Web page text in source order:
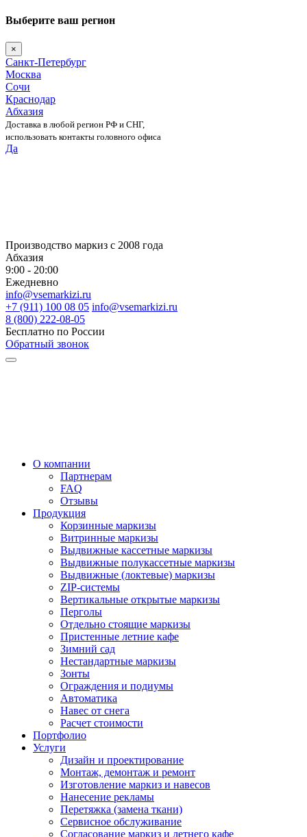
Выберите ваш регион
×
Санкт-Петербург
Москва
Сочи
Краснодар
Абхазия
Доставка в любой регион РФ и СНГ,
использовать контакты головного офиса
Да
Производство маркиз с 2008 года
Абхазия
9:00 - 20:00
Ежедневно
info@vsemarkizi.ru
+7 (911) 100 08 05 info@vsemarkizi.ru
8 (800) 222-08-05
Бесплатно по России
Обратный звонок
О компании
Партнерам
FAQ
Отзывы
Продукция
Корзинные маркизы
Витринные маркизы
Выдвижные кассетные маркизы
Выдвижные полукассетные маркизы
Выдвижные (локтевые) маркизы
ZIP-системы
Вертикальные открытые маркизы
Перголы
Отдельно стоящие маркизы
Пристенные летние кафе
Зимний сад
Нестандартные маркизы
Зонты
Ограждения и подиумы
Автоматика
Навес от снега
Расчет стоимости
Портфолио
Услуги
Дизайн и проектирование
Монтаж, демонтаж и ремонт
Изготовление маркиз и навесов
Нанесение рекламы
Перетяжка (замена ткани)
Сервисное обслуживание
Согласование маркиз и летнего кафе